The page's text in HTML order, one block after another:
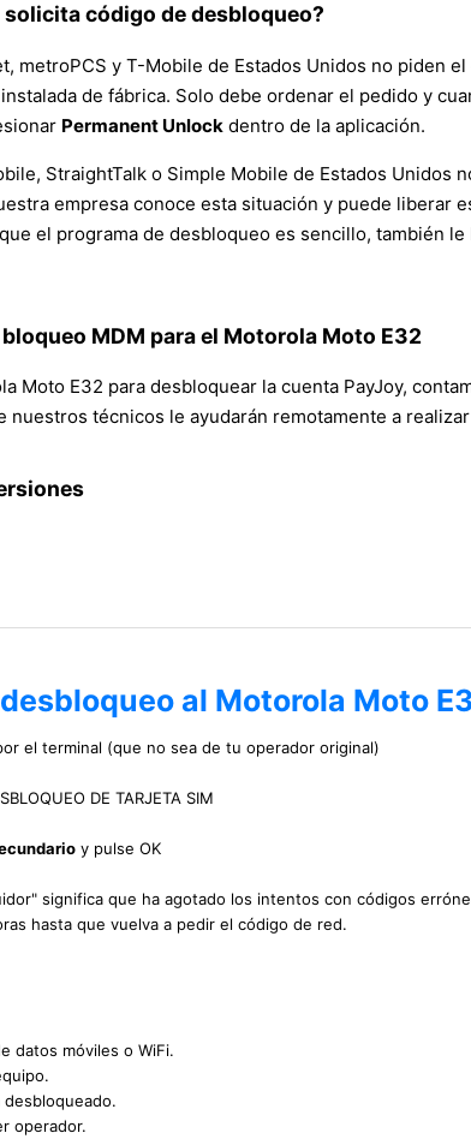
código de desbloqueo?
metroPCS y T-Mobile de Estados Unidos no piden
de fábrica. Solo debe ordenar el pedido y
Permanent Unlock dentro de la aplicación.
StraightTalk o Simple Mobile de Estados Unidos
empresa conoce esta situación y puede liberar
el programa de desbloqueo es sencillo, también
MDM para el Motorola Moto E32
Moto E32 para desbloquear la cuenta PayJoy,
técnicos le ayudarán remotamente a
al Motorola Moto
el terminal (que no sea de tu operador original)
DE TARJETA SIM
y pulse OK
significa que ha agotado los intentos con códigos
hasta que vuelva a pedir el código de red.
datos móviles o WiFi.
operador.